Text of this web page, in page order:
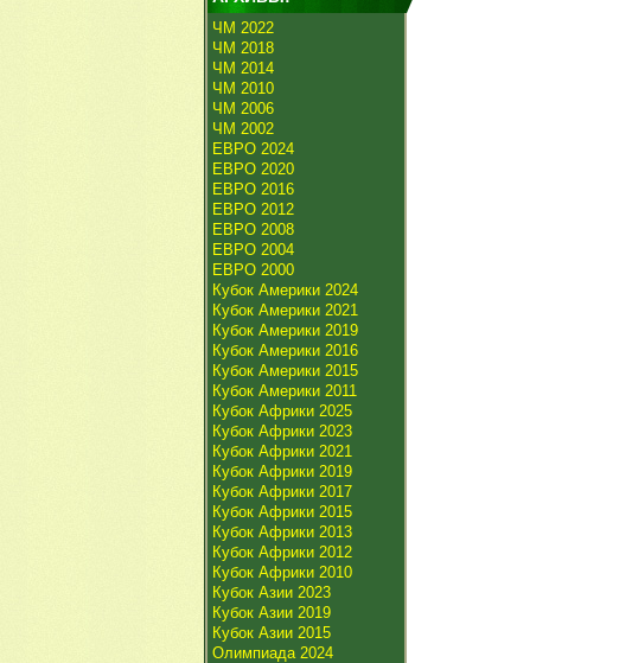
ЧМ 2022
ЧМ 2018
ЧМ 2014
ЧМ 2010
ЧМ 2006
ЧМ 2002
ЕВРО 2024
ЕВРО 2020
ЕВРО 2016
ЕВРО 2012
ЕВРО 2008
ЕВРО 2004
ЕВРО 2000
Кубок Америки 2024
Кубок Америки 2021
Кубок Америки 2019
Кубок Америки 2016
Кубок Америки 2015
Кубок Америки 2011
Кубок Африки 2025
Кубок Африки 2023
Кубок Африки 2021
Кубок Африки 2019
Кубок Африки 2017
Кубок Африки 2015
Кубок Африки 2013
Кубок Африки 2012
Кубок Африки 2010
Кубок Азии 2023
Кубок Азии 2019
Кубок Азии 2015
Олимпиада 2024